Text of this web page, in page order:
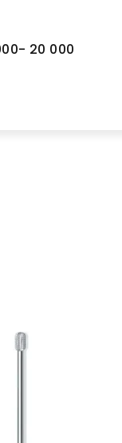
20 000